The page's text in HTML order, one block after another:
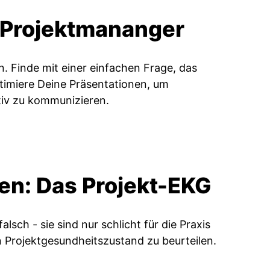
Finde mit einer einfachen Frage, das
Deine Präsentationen, um
zu kommunizieren.
Das Projekt-EKG
- sie sind nur schlicht für die Praxis
zu beurteilen.